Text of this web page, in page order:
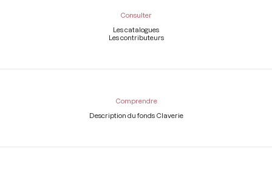
Consulter
Les catalogues
Les contributeurs
Comprendre
Description du fonds Claverie